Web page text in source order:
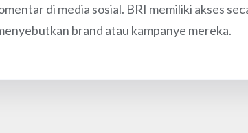
di media sosial. BRI memiliki akses
brand atau kampanye mereka.